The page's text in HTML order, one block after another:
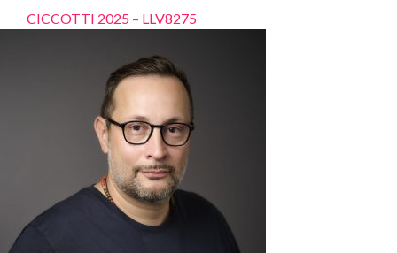
CICCOTTI 2025 – LLV8275